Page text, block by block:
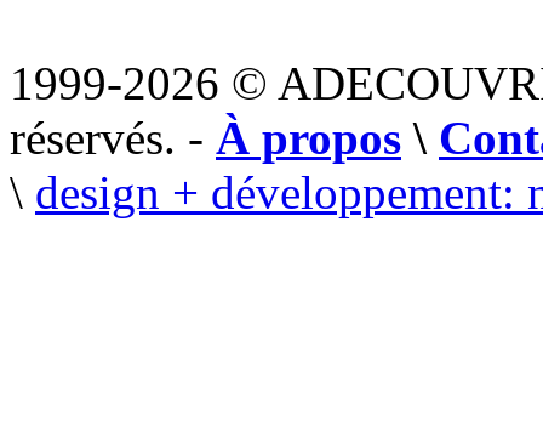
1999-2026 ©
réservés. - À propos \
\ design + développement: